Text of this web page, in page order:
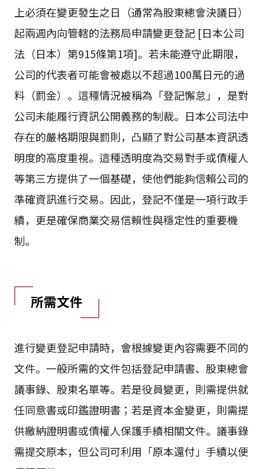
上必須在變更發生之日（通常為股東總會決議日）
起兩週內向管轄的法務局申請變更登記 [日本公司
法（日本）第915條第1項]。若未能遵守此期限，
公司的代表者可能會被處以不超過100萬日元的過
料（罰金）。這種情況被稱為「登記懈怠」，是對
公司未能履行資訊公開義務的制裁。日本公司法中
存在的嚴格期限與罰則，凸顯了對公司基本資訊透
明度的高度重視。這種透明度為交易對手或債權人
等第三方提供了一個基礎，使他們能夠信賴公司的
準確資訊進行交易。因此，登記不僅是一項行政手
續，更是確保商業交易信賴性與穩定性的重要機
制。
所需文件
進行變更登記申請時，會根據變更內容需要不同的
文件。一般所需的文件包括登記申請書、股東總會
議事錄、股東名單等。若是役員變更，則需提供就
任同意書或印鑑證明書；若是資本金變更，則需提
供繳納證明書或債權人保護手續相關文件。議事錄
需提交原本，但公司可利用「原本還付」手續以便